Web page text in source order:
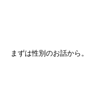
まずは性別のお話から。